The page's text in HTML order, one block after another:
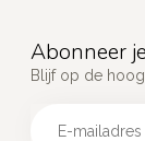
Abonneer
Blijf op de